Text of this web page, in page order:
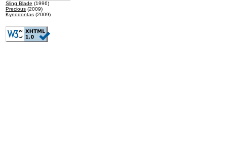
Sling Blade (1996)
Precious (2009)
Kynodontas (2009)